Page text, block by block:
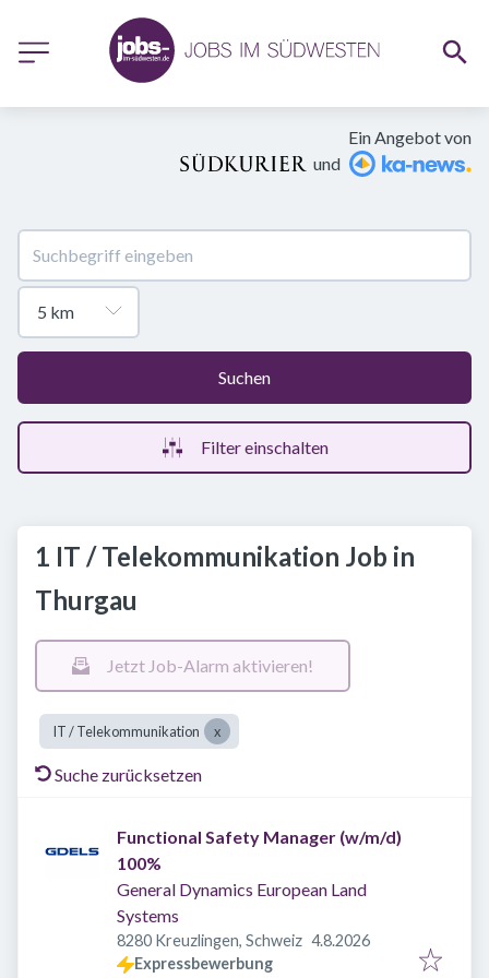
Ein Angebot von
und
Suchen
Filter einschalten
1 IT / Telekommunikation Job in
Thurgau
Jetzt Job-Alarm aktivieren!
IT / Telekommunikation
Suche zurücksetzen
Functional Safety Manager (w/m/d)
100%
General Dynamics European Land
Systems
8280 Kreuzlingen, Schweiz Veröffentlicht
4.8.2026
Expressbewerbung